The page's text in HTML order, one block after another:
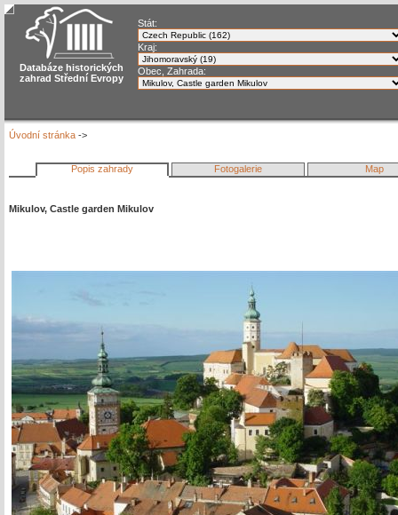
Databáze historických
zahrad Střední Evropy
Stát:
Kraj:
Obec, Zahrada:
Úvodní stránka ->
Popis zahrady Fotogalerie Map
Mikulov, Castle garden Mikulov